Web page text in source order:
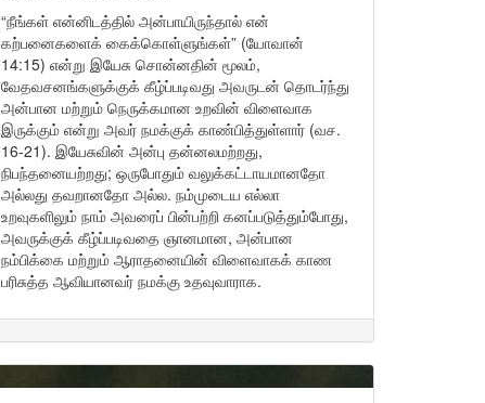
“நீங்கள் என்னிடத்தில் அன்பாயிருந்தால் என்
கற்பனைகளைக் கைக்கொள்ளுங்கள்” (யோவான்
14:15) என்று இயேசு சொன்னதின் மூலம்,
வேதவசனங்களுக்குக் கீழ்ப்படிவது அவருடன் தொடர்ந்து
அன்பான மற்றும் நெருக்கமான உறவின் விளைவாக
இருக்கும் என்று அவர் நமக்குக் காண்பித்துள்ளார் (வச.
16-21). இயேசுவின் அன்பு தன்னலமற்றது,
நிபந்தனையற்றது; ஒருபோதும் வலுக்கட்டாயமானதோ
அல்லது தவறானதோ அல்ல. நம்முடைய எல்லா
உறவுகளிலும் நாம் அவரைப் பின்பற்றி கனப்படுத்தும்போது,
அவருக்குக் கீழ்ப்படிவதை ஞானமான, அன்பான
நம்பிக்கை மற்றும் ஆராதனையின் விளைவாகக் காண
பரிசுத்த ஆவியானவர் நமக்கு உதவுவாராக.